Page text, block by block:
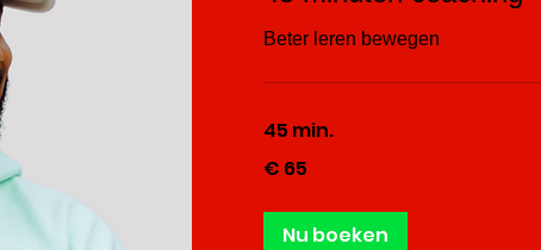
Beter leren bewegen
45 min.
euro
€ 65
Nu boeken